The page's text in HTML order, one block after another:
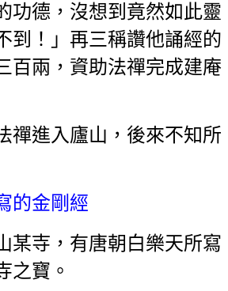
功德，沒想到竟然如此靈
到！」再三稱讚他誦經的
百兩，資助法禪完成建庵
禪進入廬山，後來不知所
的金剛經
某寺，有唐朝白樂天所寫
之寶。